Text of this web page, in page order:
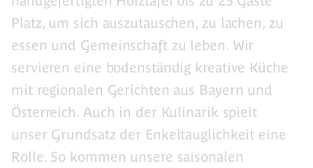
Platz, um sich auszutauschen, zu lachen, zu
essen und Gemeinschaft zu leben. Wir
servieren eine bodenständig kreative Küche
mit regionalen Gerichten aus Bayern und
Österreich. Auch in der Kulinarik spielt
unser Grundsatz der Enkeltauglichkeit eine
Rolle. So kommen unsere saisonalen